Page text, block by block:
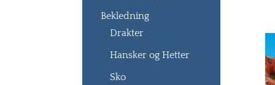
Bekledning
Drakter
Hansker og Hetter
Sko